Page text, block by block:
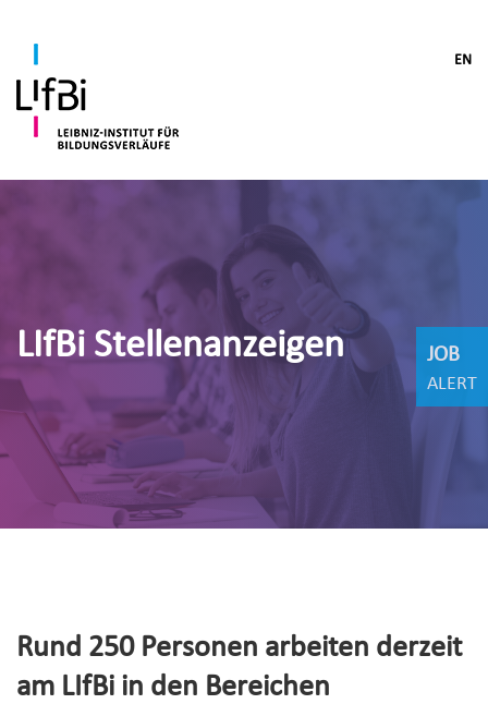
EN
LIfBi Stellenanzeigen
Rund 250 Personen arbeiten derzeit
am LIfBi in den Bereichen
JOB
ALERT